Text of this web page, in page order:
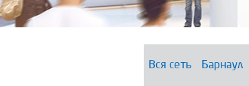
Вся сеть Барнаул